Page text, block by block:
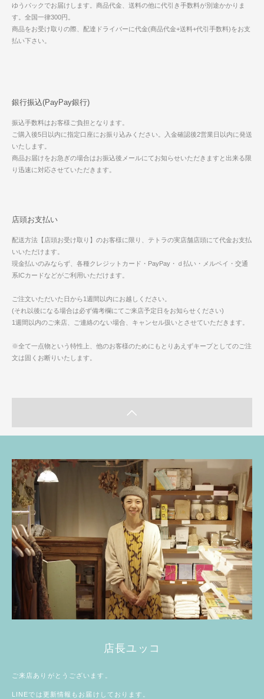
ゆうパックでお届けします。商品代金、送料の他に代引き手数料が別途かかりま
す。全国一律300円。
商品をお受け取りの際、配達ドライバーに代金(商品代金+送料+代引手数料)をお支
払い下さい。
銀行振込(PayPay銀行)
振込手数料はお客様ご負担となります。
ご購入後5日以内に指定口座にお振り込みください。入金確認後2営業日以内に発送
いたします。
商品お届けをお急ぎの場合はお振込後メールにてお知らせいただきますと出来る限
り迅速に対応させていただきます。
店頭お支払い
配送方法【店頭お受け取り】のお客様に限り、テトラの実店舗店頭にて代金お支払
いいただけます。
現金払いのみならず、各種クレジットカード・PayPay・ｄ払い・メルペイ・交通
系ICカードなどがご利用いただけます。
ご注文いただいた日から1週間以内にお越しください。
(それ以後になる場合は必ず備考欄にてご来店予定日をお知らせください)
1週間以内のご来店、ご連絡のない場合、キャンセル扱いとさせていただきます。
※全て一点物という特性上、他のお客様のためにもとりあえずキープとしてのご注
文は固くお断りいたします。
店長ユッコ
ご来店ありがとうございます。
LINEでは更新情報もお届けしております。